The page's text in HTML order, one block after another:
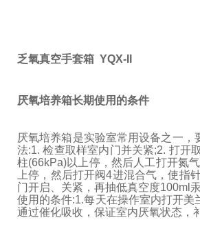
乏氧真空手套箱 YQX-II
厌氧培养箱长期使用的条件
厌氧培养箱是实验室常用设备之一，
法:1. 检查取样室内门并关紧;2. 打开
柱(66kPa)以上停，然后人工打开氮
上停，然后打开阀4进混合气，使指
门开启、关紧，再抽低真空度100ml
使用的条件:1.每天在操作室内打开美
通过催化吸收，保证室内厌氧状态，